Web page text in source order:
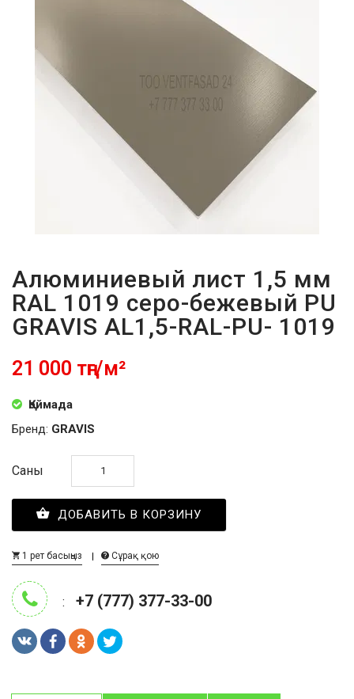
Алюминиевый лист 1,5 мм
RAL 1019 серо-бежевый PU
GRAVIS AL1,5-RAL-PU- 1019
21 000 тңг/м²
Қоймада
Бренд: GRAVIS
Саны
ДОБАВИТЬ В КОРЗИНУ
1 рет басыңыз Сұрақ қою
: +7 (777) 377-33-00